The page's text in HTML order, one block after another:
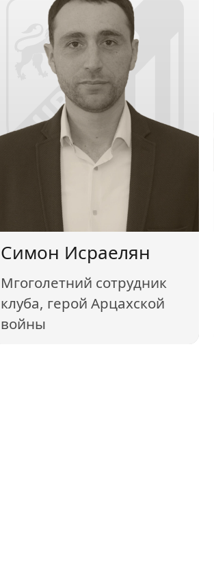
Симон Исраелян
Мгоголетний сотрудник
клуба, герой Арцахской
войны